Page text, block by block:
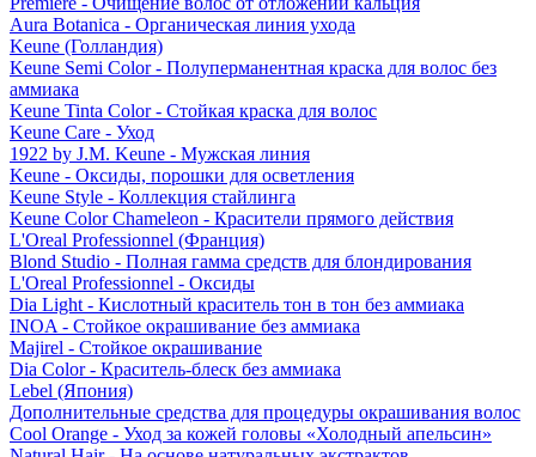
Aura Botanica - Органическая линия ухода
Keune (Голландия)
Keune Semi Color - Полуперманентная краска для волос без
аммиака
Keune Tinta Color - Стойкая краска для волос
Keune Care - Уход
1922 by J.M. Keune - Мужская линия
Keune - Оксиды, порошки для осветления
Keune Style - Коллекция стайлинга
Keune Color Chameleon - Красители прямого действия
L'Oreal Professionnel (Франция)
Blond Studio - Полная гамма средств для блондирования
L'Oreal Professionnel - Оксиды
Dia Light - Кислотный краситель тон в тон без аммиака
INOA - Стойкое окрашивание без аммиака
Majirel - Стойкое окрашивание
Dia Color - Краситель-блеск без аммиака
Lebel (Япония)
Дополнительные средства для процедуры окрашивания волос
Cool Orange - Уход за кожей головы «Холодный апельсин»